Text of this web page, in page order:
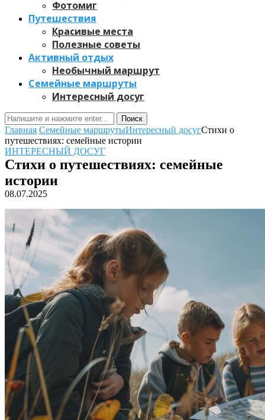
Фотомиг
Путешествия
Красивые места
Полезные советы
Активный отдых
Необычный маршрут
Семейные маршруты
Интересный досуг
Поиск
Главная Семейные маршрутыИнтересный досугСтихи о
путешествиях: семейные истории
ИНТЕРЕСНЫЙ ДОСУГ
Стихи о путешествиях: семейные
истории
08.07.2025